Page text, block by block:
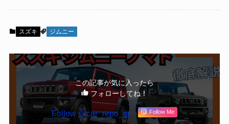
スズキ ジムニー
この記事が気に入ったら
フォローしてね！
Follow @car_repo_jp Follow Me